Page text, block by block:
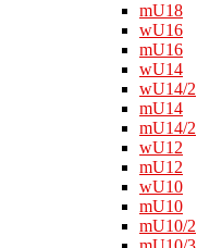
mU18
wU16
mU16
wU14
wU14/2
mU14
mU14/2
wU12
mU12
wU10
mU10
mU10/2